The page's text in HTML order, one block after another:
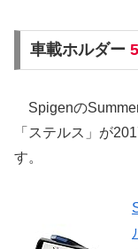
車載ホルダー
Spigenの
「ステルス」が
す。